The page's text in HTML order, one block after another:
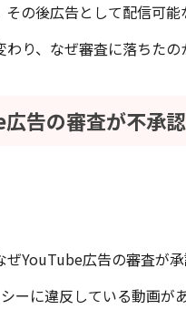
その後広告として配信可
わり、なぜ審査に落ちたの
告の審査が不承
ぜYouTube広告の審査が
ーに違反している動画が